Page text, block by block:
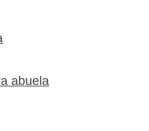
abuela